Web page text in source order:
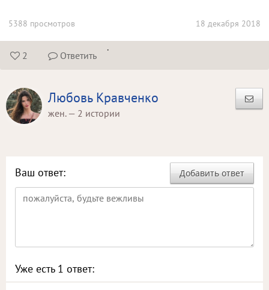
18 декабря 2018
5388 просмотров
 2  Ответить
.
Любовь Кравченко
жен. — 2 истории
Добавить ответ
Ваш ответ:
Уже есть 1 ответ: